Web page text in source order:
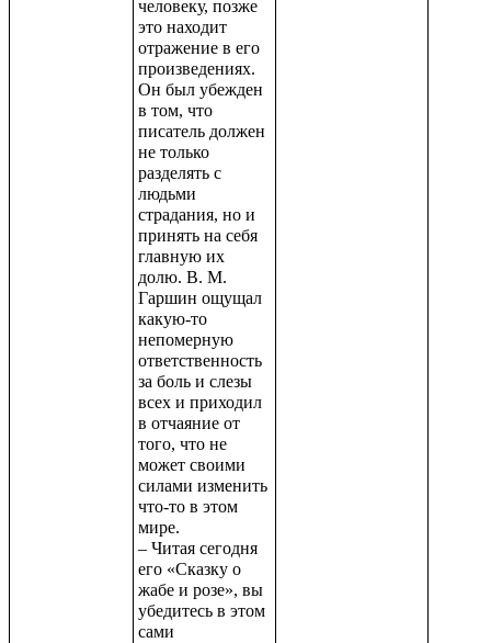
человеку, позже
это находит
отражение в его
произведениях.
Он был убежден
в том, что
писатель должен
не только
разделять с
людьми
страдания, но и
принять на себя
главную их
долю. В. М.
Гаршин ощущал
какую-то
непомерную
ответственность
за боль и слезы
всех и приходил
в отчаяние от
того, что не
может своими
силами изменить
что-то в этом
мире.
– Читая сегодня
его «Сказку о
жабе и розе», вы
убедитесь в этом
сами